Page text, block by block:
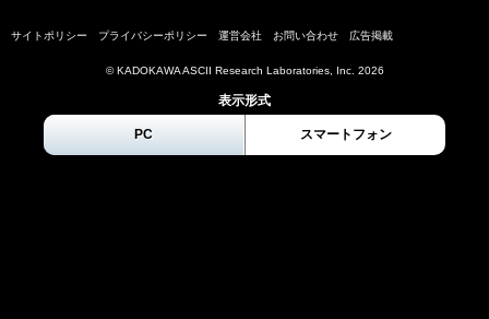
サイトポリシー プライバシーポリシー 運営会社 お問い合わせ 広告掲載
© KADOKAWA ASCII Research Laboratories, Inc. 2026
表示形式
PC スマートフォン